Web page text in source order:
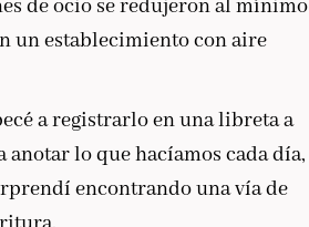
de ocio se redujeron al mínimo
un establecimiento con aire
a registrarlo en una libreta a
anotar lo que hacíamos cada día,
encontrando una vía de